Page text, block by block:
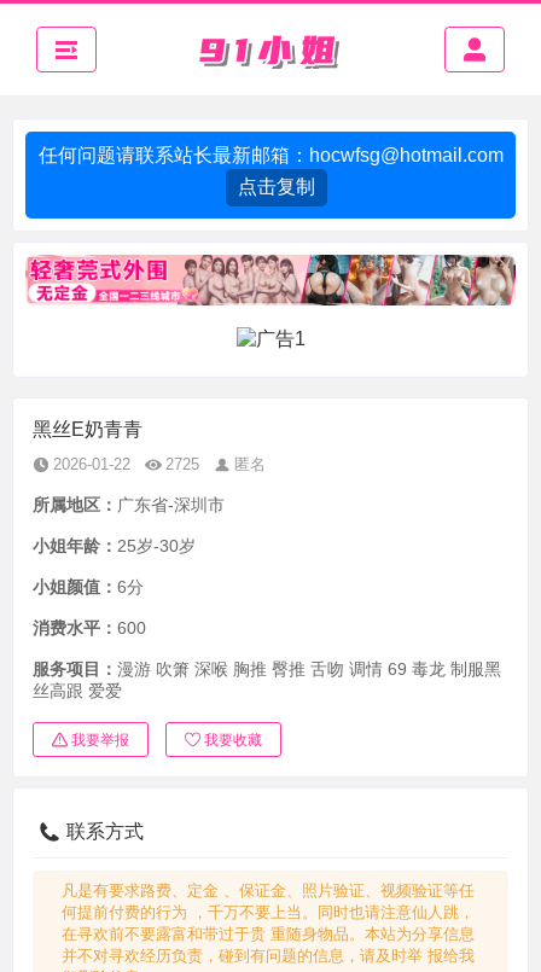
任何问题请联系站长最新邮箱： hocwfsg@hotmail.com
点击复制
黑丝E奶青青
2026-01-22 2725 匿名
所属地区： 广东省-深圳市
小姐年龄： 25岁-30岁
小姐颜值： 6分
消费水平： 600
服务项目： 漫游 吹箫 深喉 胸推 臀推 舌吻 调情 69 毒龙 制服黑
丝高跟 爱爱
我要举报 我要收藏
联系方式
凡是有要求路费、定金 、保证金、照片验证、视频验证等任
何提前付费的行为 ，千万不要上当。同时也请注意仙人跳，
在寻欢前不要露富和带过于贵 重随身物品。本站为分享信息
并不对寻欢经历负责，碰到有问题的信息，请及时举 报给我